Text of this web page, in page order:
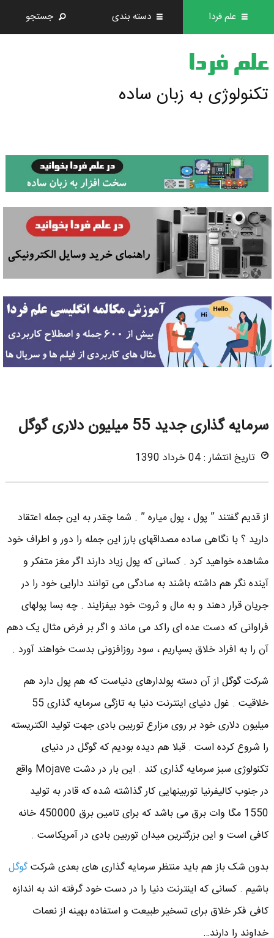
علم فردا دسته بندی جستجو
علم فردا
تکنولوژی به زبان ساده
سرمایه گذاری جدید 55 میلیون دلاری گوگل
تاریخ انتشار : 04 خرداد 1390
از قدیم گفتند ” پول ، پول میاره ” . شما چقدر به این جمله اعتقاد
دارید ؟ با نگاهی ساده مصداقهای بارز این جمله را دور و اطراف خود
مشاهده خواهید کرد . کسانی که پول زیاد دارند اگر مغز متفکر و
آینده نگر هم داشته باشند به سادگی می توانند دارایی خود را در
جریان قرار دهند و به مال و ثروت خود بیفزایند . چه بسا پولهای
فراوانی که دست عده ای راکد می ماند و اگر بر فرض مثال یک دهم
آن را به افراد خلاق بسپاریم ، سود روزافزونی بدست خواهند آورد .
شرکتگوگل از آن دسته پولدارهای دنیاست که هم پول دارد هم
خلاقیت . غول دنیای اینترنت دنیا به تازگی سرمایه گذاری 55
میلیون دلاری خود بر روی مزارع توربین بادی جهت تولید الکتریسته
را شروع کرده است . قبلا هم دیده بودیم که گوگل در دنیای
تکنولوژی سبز سرمایه گذاری کند . این بار در دشت Mojave واقع
در جنوب کالیفرنیا توربینهایی کار گذاشته شده که قادر به تولید
1550 مگا وات برق می باشد که برای تامین برق 450000 خانه
کافی است و این بزرگترین میدان توربین بادی در آمریکاست .
بدون شک باز هم باید منتظر سرمایه گذاری های بعدی شرکتگوگل
باشیم . کسانی که اینترنت دنیا را در دست خود گرفته اند به اندازه
کافی فکر خلاق برای تسخیر طبیعت و استفاده بهینه از نعمات
خداوند را دارند…